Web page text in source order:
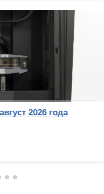
2026 года